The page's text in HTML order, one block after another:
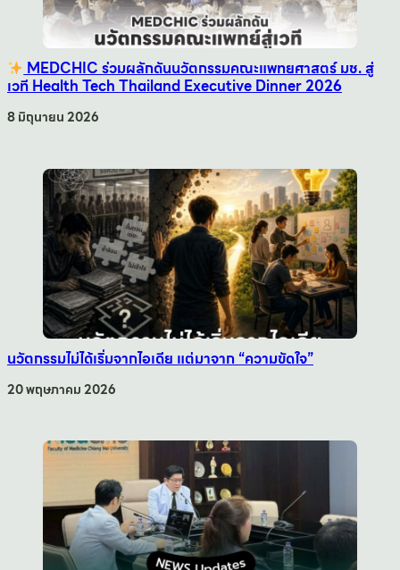
MEDCHIC ร่วมผลักดันนวัตกรรมคณะแพทยศาสตร์ มช. สู่
เวที Health Tech Thailand Executive Dinner 2026
8 มิถุนายน 2026
นวัตกรรมไม่ได้เริ่มจากไอเดีย แต่มาจาก “ความขัดใจ”
20 พฤษภาคม 2026